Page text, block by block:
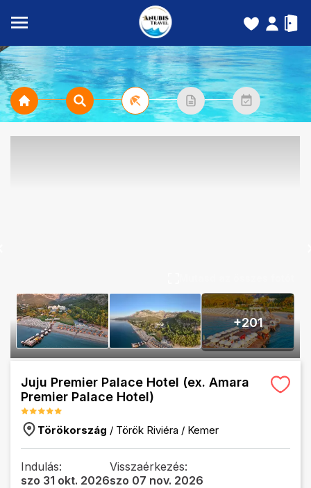
+201
Juju Premier Palace Hotel (ex. Amara
Premier Palace Hotel)
Törökország / Török Riviéra / Kemer
Indulás:
szo 31 okt. 2026
Visszaérkezés:
szo 07 nov. 2026